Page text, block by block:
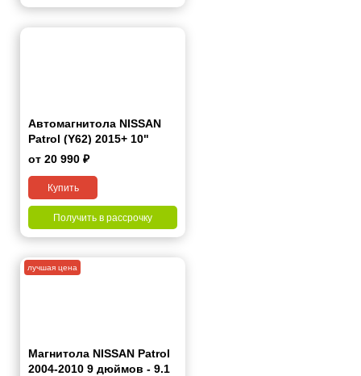
Автомагнитола NISSAN
Patrol (Y62) 2015+ 10"
от 20 990 ₽
Купить
Получить в рассрочку
Магнитола NISSAN Patrol
2004-2010 9 дюймов - 9.1
лучшая цена